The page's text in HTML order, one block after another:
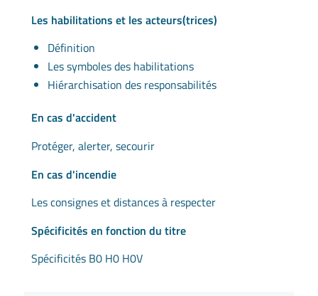
Les habilitations et les acteurs(trices)
Définition
Les symboles des habilitations
Hiérarchisation des responsabilités
En cas d'accident
Protéger, alerter, secourir
En cas d'incendie
Les consignes et distances à respecter
Spécificités en fonction du titre
Spécificités B0 H0 H0V